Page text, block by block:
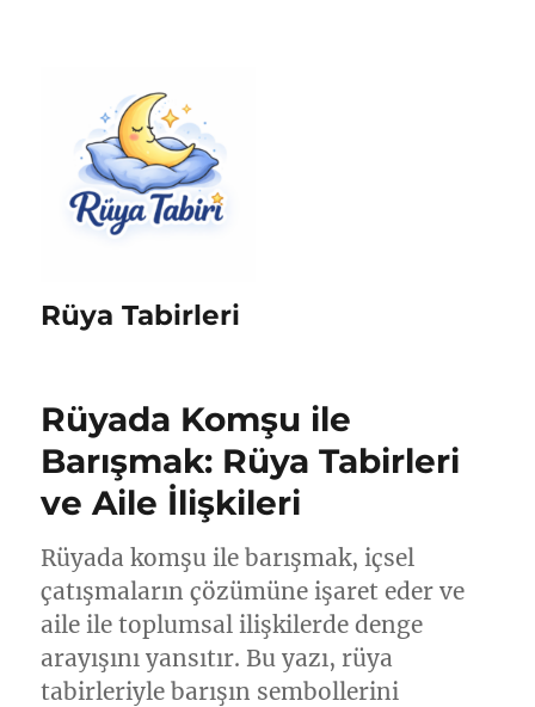
Rüya Tabirleri
Rüyada Komşu ile
Barışmak: Rüya Tabirleri
ve Aile İlişkileri
Rüyada komşu ile barışmak, içsel
çatışmaların çözümüne işaret eder ve
aile ile toplumsal ilişkilerde denge
arayışını yansıtır. Bu yazı, rüya
tabirleriyle barışın sembollerini